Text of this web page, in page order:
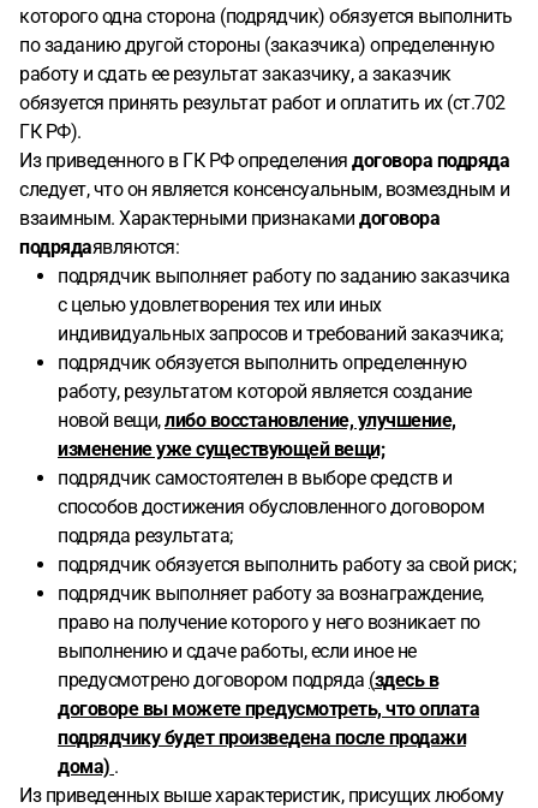
которого одна сторона (подрядчик) обязуется выполнить
по заданию другой стороны (заказчика) определенную
работу и сдать ее результат заказчику, а заказчик
обязуется принять результат работ и оплатить их (ст.702
ГК РФ).
Из приведенного в ГК РФ определения договора подряда
следует, что он является консенсуальным, возмездным и
взаимным. Характерными признаками договора
подрядаявляются:
подрядчик выполняет работу по заданию заказчика
с целью удовлетворения тех или иных
индивидуальных запросов и требований заказчика;
подрядчик обязуется выполнить определенную
работу, результатом которой является создание
новой вещи,либо восстановление, улучшение,
изменение уже существующей вещи;
подрядчик самостоятелен в выборе средств и
способов достижения обусловленного договором
подряда результата;
подрядчик обязуется выполнить работу за свой риск;
подрядчик выполняет работу за вознаграждение,
право на получение которого у него возникает по
выполнению и сдаче работы, если иное не
предусмотрено договором подряда (здесь в
договоре вы можете предусмотреть, что оплата
подрядчику будет произведена после продажи
дома) .
Из приведенных выше характеристик, присущих любому